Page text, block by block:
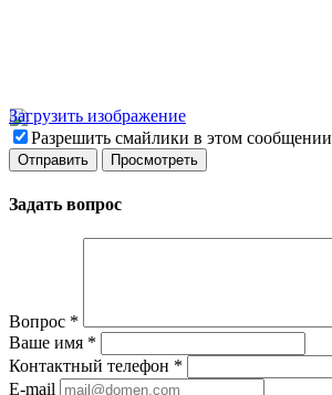
Загрузить изображение
Разрешить смайлики в этом сообщении
Задать вопрос
Вопрос *
Ваше имя *
Контактный телефон *
E-mail